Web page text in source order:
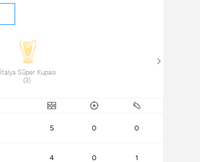
İtalya Süper Kupası
5 0 0
4 0 1